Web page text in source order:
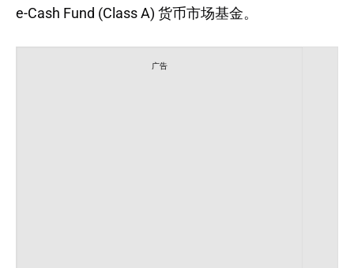
e-Cash Fund (Class A) 货币市场基金。
广告